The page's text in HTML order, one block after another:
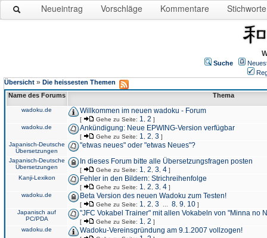
Neueintrag Vorschläge Kommentare Stichworte
Suche
Übersicht » Die heissesten Themen
Name des Forums
Thema
wadoku.de Willkommen im neuen wadoku - Forum
[ Gehe zu Seite: 1 2 ]
wadoku.de
Ankündigung: Neue EPWING-Version verfügbar
[ Gehe zu Seite: 1 2 3 ]
Japanisch-Deutsche
Übersetzungen
"etwas neues" oder "etwas Neues"?
Japanisch-Deutsche
Übersetzungen
In dieses Forum bitte alle Übersetzungsfragen posten
[ Gehe zu Seite: 1 2 3 4 ]
Kanji-Lexikon
Fehler in den Bildern: Strichreihenfolge
[ Gehe zu Seite: 1 2 3 4 ]
wadoku.de
Beta Version des neuen Wadoku zum Testen!
[ Gehe zu Seite: 1 2 3 8 9 10 ]
Japanisch auf
PC/PDA
"JFC Vokabel Trainer" mit allen Vokabeln von "Minna no
[ Gehe zu Seite: 1 2 ]
wadoku.de
Wadoku-Vereinsgründung am 9.1.2007 vollzogen!